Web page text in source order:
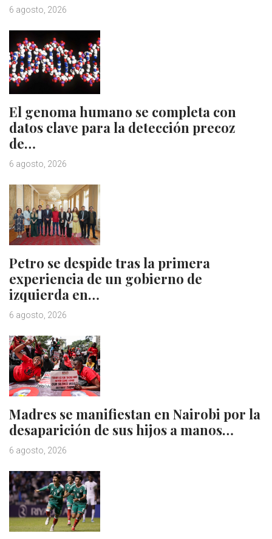
6 agosto, 2026
El genoma humano se completa con
datos clave para la detección precoz
de…
6 agosto, 2026
Petro se despide tras la primera
experiencia de un gobierno de
izquierda en…
6 agosto, 2026
Madres se manifiestan en Nairobi por la
desaparición de sus hijos a manos…
6 agosto, 2026